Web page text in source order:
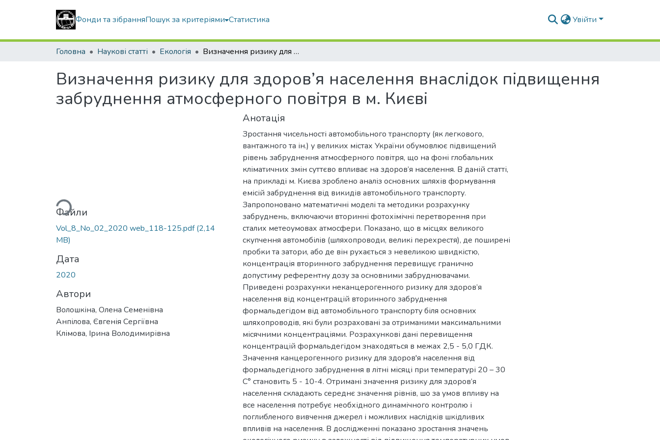
Фонди та зібранняПошук за критеріями Статистика Увійти
Головна Наукові статті Екологія Визначення ризику для здоров’я населення внаслідок підвищення забруднення атмосферного повітря в м. Києві
Визначення ризику для здоров’я населення внаслідок підвищення
забруднення атмосферного повітря в м. Києві
Вантажиться...
Файли
Vol_8_No_02_2020 web_118-125.pdf(2,14
MB)
Дата
2020
Автори
Волошкіна, Олена Семенівна
Анпілова, Євгенія Сергіївна
Клімова, Ірина Володимирівна
Анотація
Зростання чисельності автомобільного транспорту (як легкового,
вантажного та ін.) у великих містах України обумовлює підвищений
рівень забруднення атмосферного повітря, що на фоні глобальних
кліматичних змін суттєво впливає на здоров’я населення. В даній статті,
на прикладі м. Києва зроблено аналіз основних шляхів формування
емісій забруднення від викидів автомобільного транспорту.
Запропоновано математичні моделі та методики розрахунку
забруднень, включаючи вторинні фотохімічні перетворення при
сталих метеоумовах атмосфери. Показано, що в місцях великого
скупчення автомобілів (шляхопроводи, великі перехрестя), де поширені
пробки та затори, або де він рухається з невеликою швидкістю,
концентрація вторинного забруднення перевищує гранично
допустиму референтну дозу за основними забруднювачами.
Приведені розрахунки неканцерогенного ризику для здоров’я
населення від концентрацій вторинного забруднення
формальдегідом від автомобільного транспорту біля основних
шляхопроводів, які були розраховані за отриманими максимальними
місячними концентраціями. Розрахункові дані перевищення
концентрацій формальдегідом знаходяться в межах 2,5 - 5,0 ГДК.
Значення канцерогенного ризику для здоров'я населення від
формальдегідного забруднення в літні місяці при температурі 20 – 30
С° становить 5 - 10-4. Отримані значення ризику для здоров’я
населення складають середнє значення рівнів, шо за умов впливу на
все населення потребує необхідного динамічного контролю і
поглибленого вивчення джерел і можливих наслідків шкідливих
впливів на населення. В дослідженні показано зростання значень